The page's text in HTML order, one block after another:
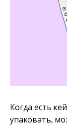
Когда есть
упаковать,